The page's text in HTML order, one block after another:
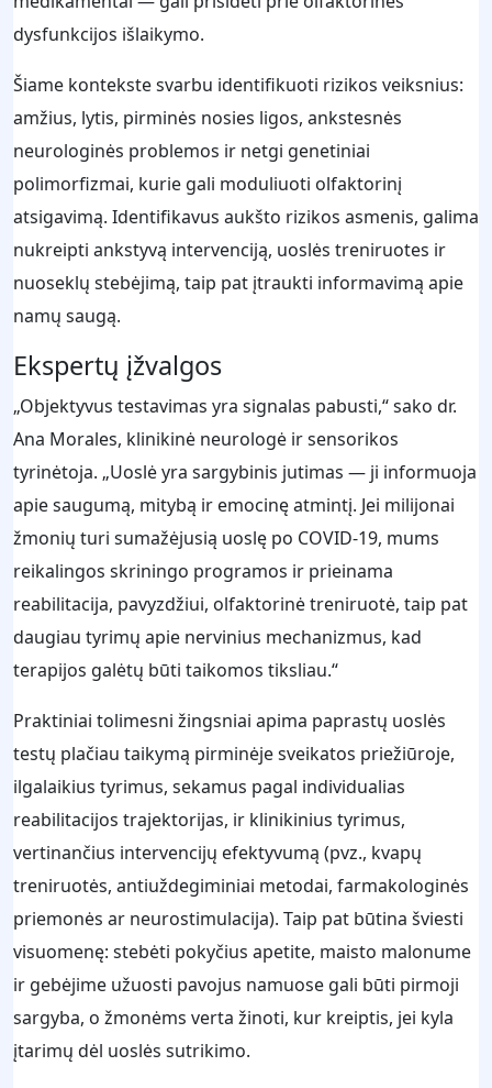
dysfunkcijos išlaikymo.
Šiame kontekste svarbu identifikuoti rizikos veiksnius:
amžius, lytis, pirminės nosies ligos, ankstesnės
neurologinės problemos ir netgi genetiniai
polimorfizmai, kurie gali moduliuoti olfaktorinį
atsigavimą. Identifikavus aukšto rizikos asmenis, galima
nukreipti ankstyvą intervenciją, uoslės treniruotes ir
nuoseklų stebėjimą, taip pat įtraukti informavimą apie
namų saugą.
Ekspertų įžvalgos
„Objektyvus testavimas yra signalas pabusti,“ sako dr.
Ana Morales, klinikinė neurologė ir sensorikos
tyrinėtoja. „Uoslė yra sargybinis jutimas — ji informuoja
apie saugumą, mitybą ir emocinę atmintį. Jei milijonai
žmonių turi sumažėjusią uoslę po COVID-19, mums
reikalingos skriningo programos ir prieinama
reabilitacija, pavyzdžiui, olfaktorinė treniruotė, taip pat
daugiau tyrimų apie nervinius mechanizmus, kad
terapijos galėtų būti taikomos tiksliau.“
Praktiniai tolimesni žingsniai apima paprastų uoslės
testų plačiau taikymą pirminėje sveikatos priežiūroje,
ilgalaikius tyrimus, sekamus pagal individualias
reabilitacijos trajektorijas, ir klinikinius tyrimus,
vertinančius intervencijų efektyvumą (pvz., kvapų
treniruotės, antiuždegiminiai metodai, farmakologinės
priemonės ar neurostimulacija). Taip pat būtina šviesti
visuomenę: stebėti pokyčius apetite, maisto malonume
ir gebėjime užuosti pavojus namuose gali būti pirmoji
sargyba, o žmonėms verta žinoti, kur kreiptis, jei kyla
įtarimų dėl uoslės sutrikimo.